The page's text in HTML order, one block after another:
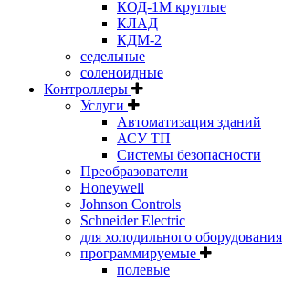
КОД-1М круглые
КЛАД
КДМ-2
седельные
соленоидные
Контроллеры
Услуги
Автоматизация зданий
АСУ ТП
Системы безопасности
Преобразователи
Honeywell
Johnson Controls
Schneider Electric
для холодильного оборудования
программируемые
полевые